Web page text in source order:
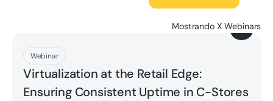
Mostrando X Webinars
Webinar
Virtualization at the Retail Edge:
Ensuring Consistent Uptime in C-Stores
Descargar